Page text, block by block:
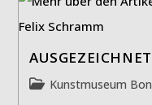
Beitrags-
Kunstmuseum